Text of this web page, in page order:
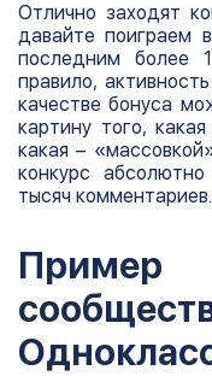
Отлично заходят
давайте поиграем
последним более
правило,
качестве бонуса
картину того,
какая –
конкурс
тысяч комментариев.
Пример